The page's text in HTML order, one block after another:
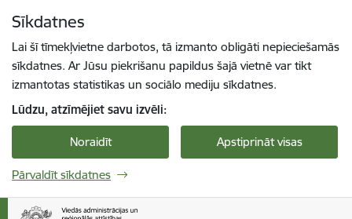
Sīkdatnes
Lai šī tīmekļvietne darbotos, tā izmanto obligāti nepieciešamās
sīkdatnes. Ar Jūsu piekrišanu papildus šajā vietnē var tikt
izmantotas statistikas un sociālo mediju sīkdatnes.
Lūdzu, atzīmējiet savu izvēli:
Noraidīt Apstiprināt visas
Pārvaldīt sīkdatnes